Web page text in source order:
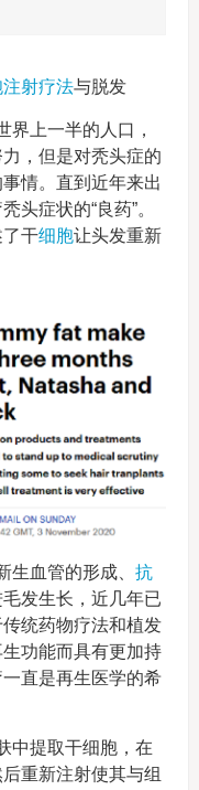
射疗法与脱发
界上一半的人口，
，但是对秃头症的
情。直到近年来出
头症状的“良药”。
干细胞让头发重新
生血管的形成、 抗
发生长，近几年已
统药物疗法和植发
功能而具有更加持
直是再生医学的希
中提取干细胞，在
重新注射使其与组